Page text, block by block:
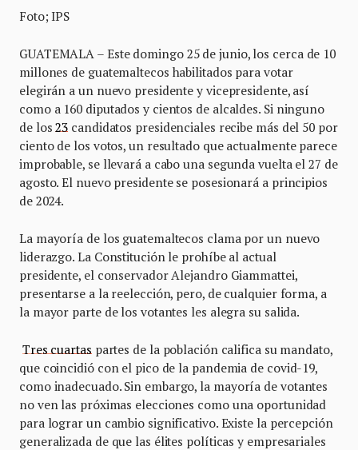
Foto; IPS
GUATEMALA – Este domingo 25 de junio, los cerca de 10
millones de guatemaltecos habilitados para votar
elegirán a un nuevo presidente y vicepresidente, así
como a 160 diputados y cientos de alcaldes. Si ninguno
de los23 candidatos presidenciales recibe más del 50 por
ciento de los votos, un resultado que actualmente parece
improbable, se llevará a cabo una segunda vuelta el 27 de
agosto. El nuevo presidente se posesionará a principios
de 2024.
La mayoría de los guatemaltecos clama por un nuevo
liderazgo. La Constitución le prohíbe al actual
presidente, el conservador Alejandro Giammattei,
presentarse a la reelección, pero, de cualquier forma, a
la mayor parte de los votantes les alegra su salida.
Tres cuartas partes de la población califica su mandato,
que coincidió con el pico de la pandemia de covid-19,
como inadecuado. Sin embargo, la mayoría de votantes
no ven las próximas elecciones como una oportunidad
para lograr un cambio significativo. Existe la percepción
generalizada de que las élites políticas y empresariales